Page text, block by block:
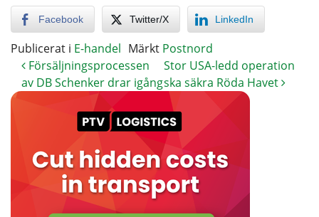
Facebook Twitter/X LinkedIn
Publicerat i E-handel Märkt Postnord
Försäljningsprocessen
av DB Schenker drar igång
Stor USA-ledd operation
ska säkra Röda Havet